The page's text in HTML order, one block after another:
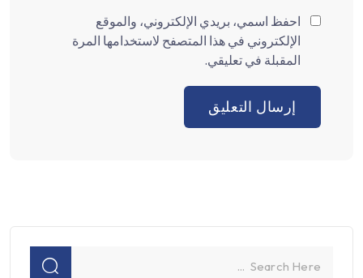
احفظ اسمي، بريدي الإلكتروني، والموقع
الإلكتروني في هذا المتصفح لاستخدامها المرة
المقبلة في تعليقي.